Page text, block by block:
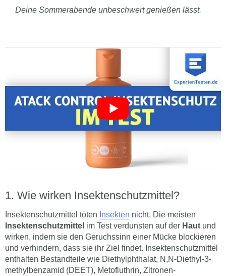
Deine Sommerabende unbeschwert genießen lässt.
Wie wirken Insektenschutzmittel?
Insektenschutzmittel töten Insekten nicht. Die meisten
Insektenschutzmittel im Test verdunsten auf der Haut und
wirken, indem sie den Geruchssinn einer Mücke blockieren
und verhindern, dass sie ihr Ziel findet. Insektenschutzmittel
enthalten Bestandteile wie Diethylphthalat, N,N-Diethyl-3-
methylbenzamid (DEET), Metofluthrin, Zitronen-